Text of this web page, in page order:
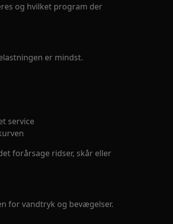
og hvilket program der
er mindst.
service
forårsage ridser, skår eller
for vandtryk og bevægelser.